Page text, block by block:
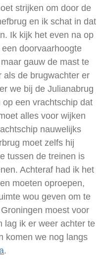
strijken om door de
en ik schat in dat
Ik kijk het even na op
doorvaarhoogte
gauw de mast te
als de brugwachter er
we bij de Julianabrug
een vrachtschip dat
alles voor wijken
nauwelijks
moet zelfs hij
tussen de treinen is
Achteraf had ik het
moeten oproepen,
wou geven om te
moest voor
lag ik er weer achter te
komen we nog langs
.